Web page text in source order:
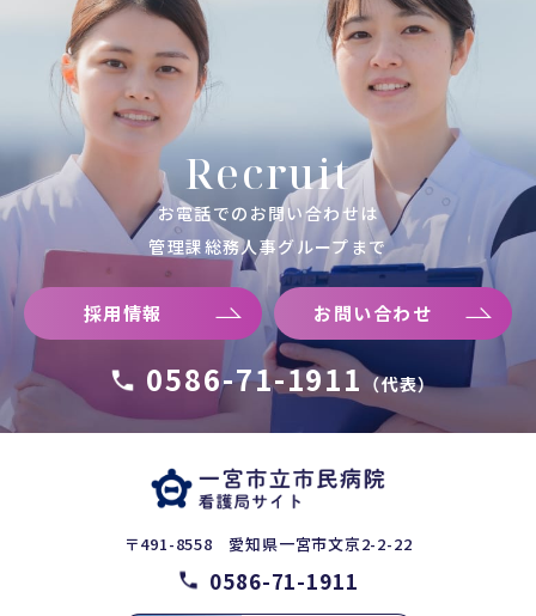
Recruit
お電話でのお問い合わせは
管理課総務人事グループまで
採用情報 お問い合わせ
0586-71-1911 （代表）
〒491-8558 愛知県一宮市文京2-2-22
0586-71-1911